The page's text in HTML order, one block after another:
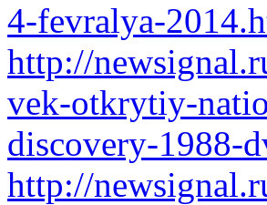
4-fevralya-
http://
vek-otkrytiy-
discovery-1988-
http://